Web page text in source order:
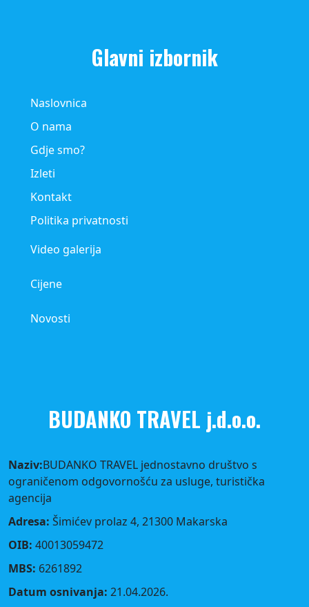
Glavni izbornik
Naslovnica
O nama
Gdje smo?
Izleti
Kontakt
Politika privatnosti
Video galerija
Cijene
Novosti
BUDANKO TRAVEL j.d.o.o.
Naziv:BUDANKO TRAVEL jednostavno društvo s
ograničenom odgovornošću za usluge, turistička
agencija
Adresa: Šimićev prolaz 4, 21300 Makarska
OIB: 40013059472
MBS: 6261892
Datum osnivanja: 21.04.2026.